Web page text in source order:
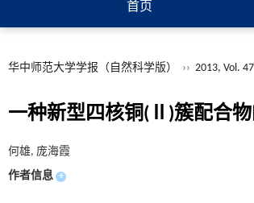
首页
华中师范大学学报（自然科学版） ›› 2013, Vol. 47
一种新型四核铜(Ⅱ)簇配合
何雄, 庞海霞
作者信息 +